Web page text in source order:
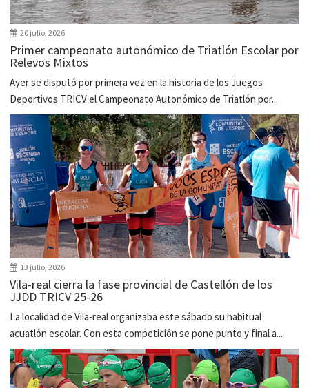
20 julio, 2026
Primer campeonato autonómico de Triatlón Escolar por
Relevos Mixtos
Ayer se disputó por primera vez en la historia de los Juegos
Deportivos TRICV el Campeonato Autonómico de Triatlón por...
13 julio, 2026
Vila-real cierra la fase provincial de Castellón de los
JJDD TRICV 25-26
La localidad de Vila-real organizaba este sábado su habitual
acuatlón escolar. Con esta competición se pone punto y final a...